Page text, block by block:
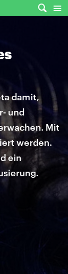
damit,
und
Mit
werden.
ein